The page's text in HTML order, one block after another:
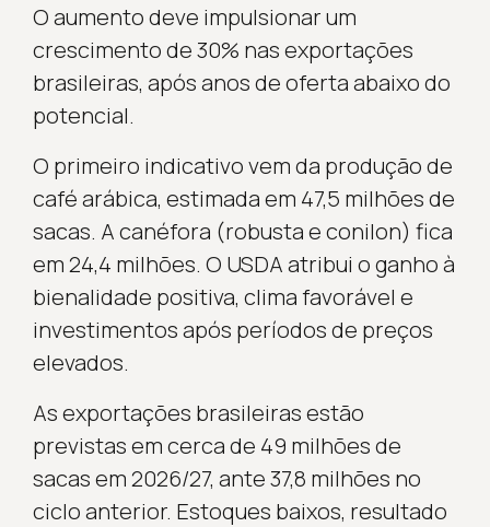
O aumento deve impulsionar um
crescimento de 30% nas exportações
brasileiras, após anos de oferta abaixo do
potencial.
O primeiro indicativo vem da produção de
café arábica, estimada em 47,5 milhões de
sacas. A canéfora (robusta e conilon) fica
em 24,4 milhões. O USDA atribui o ganho à
bienalidade positiva, clima favorável e
investimentos após períodos de preços
elevados.
As exportações brasileiras estão
previstas em cerca de 49 milhões de
sacas em 2026/27, ante 37,8 milhões no
ciclo anterior. Estoques baixos, resultado